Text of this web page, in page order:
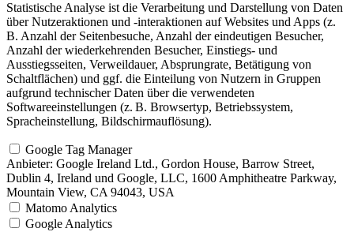
Statistische Analyse ist die Verarbeitung und Darstellung von Daten
über Nutzeraktionen und -interaktionen auf Websites und Apps (z.
B. Anzahl der Seitenbesuche, Anzahl der eindeutigen Besucher,
Anzahl der wiederkehrenden Besucher, Einstiegs- und
Ausstiegsseiten, Verweildauer, Absprungrate, Betätigung von
Schaltflächen) und ggf. die Einteilung von Nutzern in Gruppen
aufgrund technischer Daten über die verwendeten
Softwareeinstellungen (z. B. Browsertyp, Betriebssystem,
Spracheinstellung, Bildschirmauflösung).
Google Tag Manager
Anbieter: Google Ireland Ltd., Gordon House, Barrow Street,
Dublin 4, Ireland und Google, LLC, 1600 Amphitheatre Parkway,
Mountain View, CA 94043, USA
Matomo Analytics
Google Analytics